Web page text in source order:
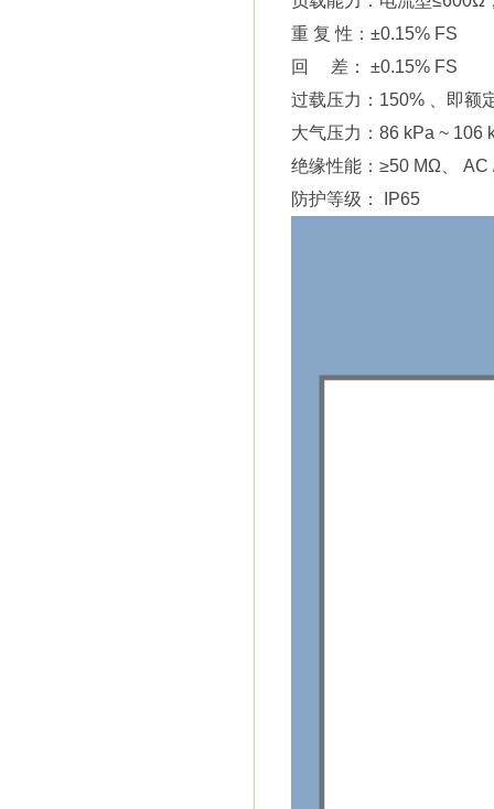
重 复 性：±0.15% FS
回 差： ±0.15% FS
过载压力：150% 、即额
大气压力：86 kPa ~ 106
绝缘性能：≥50 MΩ、 AC
防护等级： IP65